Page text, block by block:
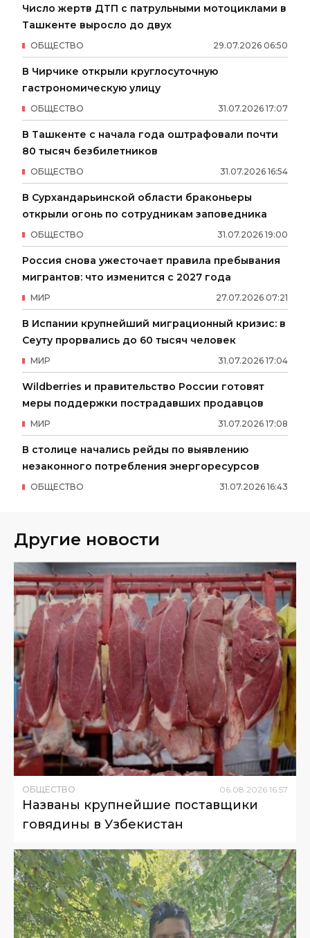
Число жертв ДТП с патрульными мотоциклами в
Ташкенте выросло до двух
29.07.2026 06:50
ОБЩЕСТВО
В Чирчике открыли круглосуточную
гастрономическую улицу
31.07.2026 17:07
ОБЩЕСТВО
В Ташкенте с начала года оштрафовали почти
80 тысяч безбилетников
31.07.2026 16:54
ОБЩЕСТВО
В Сурхандарьинской области браконьеры
открыли огонь по сотрудникам заповедника
31.07.2026 19:00
ОБЩЕСТВО
Россия снова ужесточает правила пребывания
мигрантов: что изменится с 2027 года
27.07.2026 07:21
МИР
В Испании крупнейший миграционный кризис: в
Сеуту прорвались до 60 тысяч человек
31.07.2026 17:04
МИР
Wildberries и правительство России готовят
меры поддержки пострадавших продавцов
31.07.2026 17:08
МИР
В столице начались рейды по выявлению
незаконного потребления энергоресурсов
31.07.2026 16:43
ОБЩЕСТВО
Другие новости
ОБЩЕСТВО 06.08.2026 16:57
Названы крупнейшие поставщики
говядины в Узбекистан